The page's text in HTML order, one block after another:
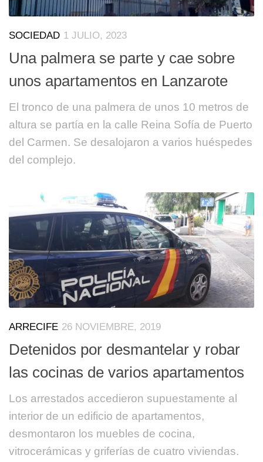
SOCIEDAD 1 JULIO, 2023
Una palmera se parte y cae sobre
unos apartamentos en Lanzarote
El tronco de una palmera de unos 10 metros de
altura se partía en la calle Reina Sofía de Puerto
del Carmen. Se desalojaron a varios huéspedes
del complejo.
ARRECIFE 26 NOVIEMBRE, 2019
Detenidos por desmantelar y robar
las cocinas de varios apartamentos
Los arrestados accedieron supuestamente al
interior de un edificio de apartamentos,
desmontaron los muebles de cocina,
vitrocerámicas y griferías de cuatro viviendas.